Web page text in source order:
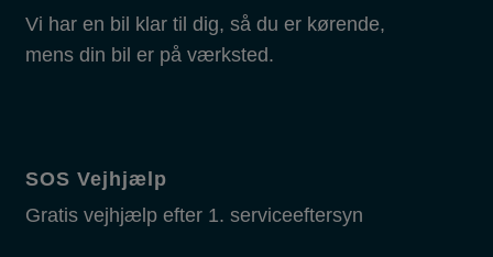
Vi har en bil klar til dig, så du er kørende,
mens din bil er på værksted.
SOS Vejhjælp
Gratis vejhjælp efter 1. serviceeftersyn